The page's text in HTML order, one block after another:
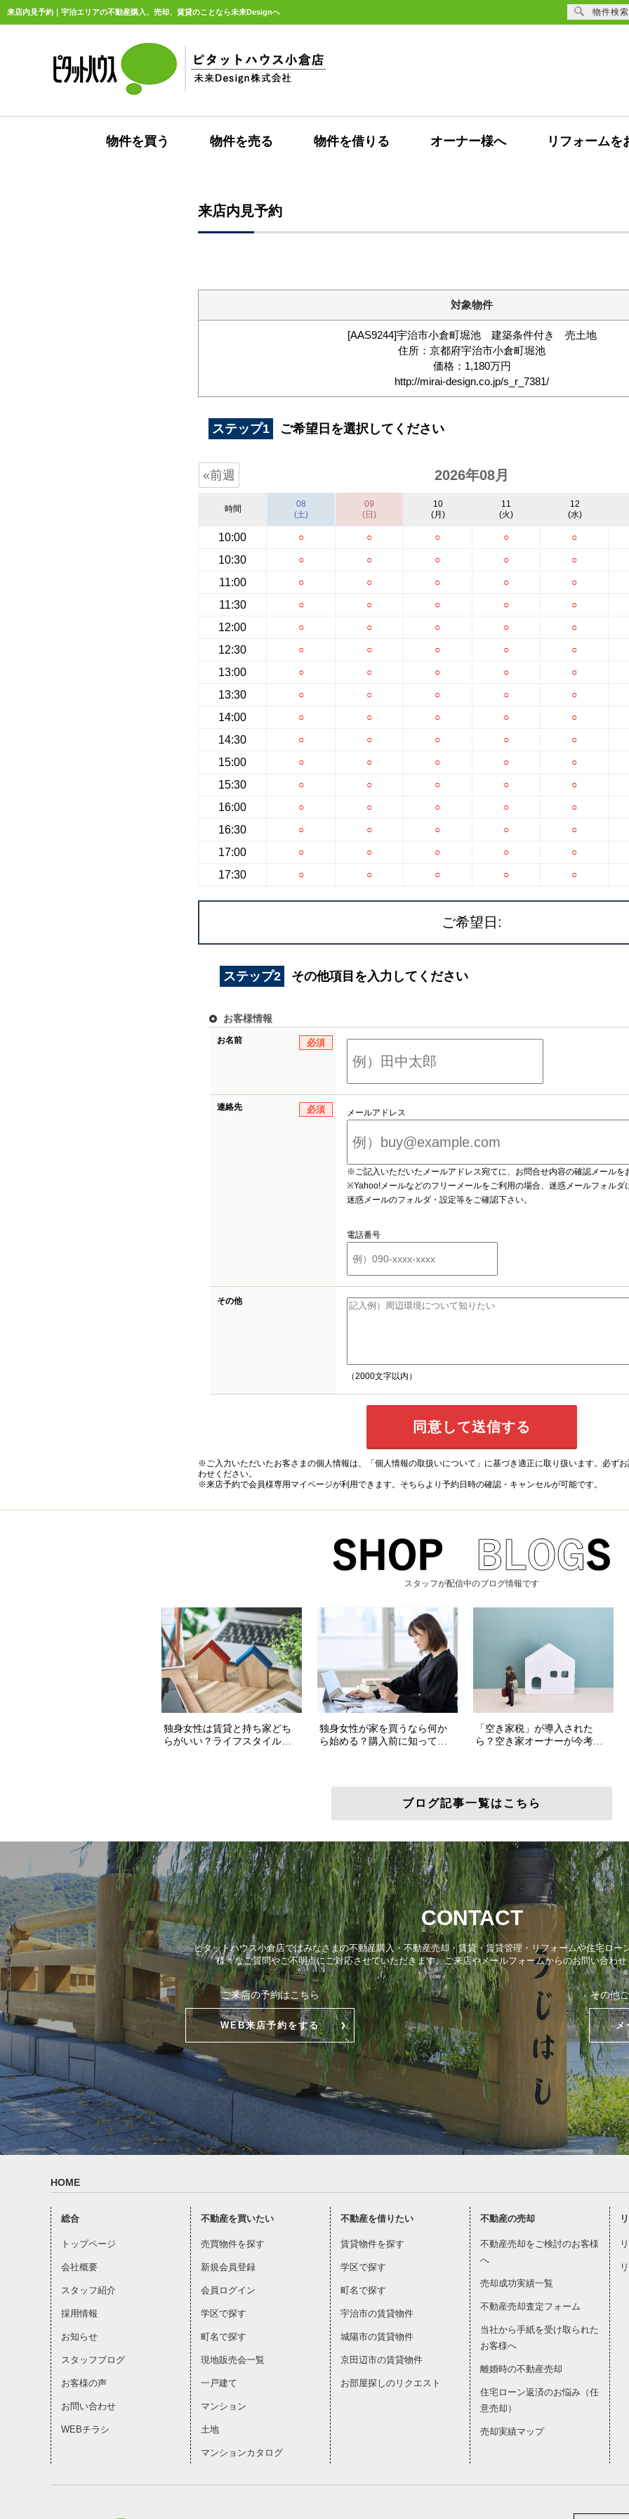
来店内見予約｜宇治エリアの不動産購入、売却、賃貸のことなら未来Designへ
物件を買う 物件を売る 物件を借りる オーナー様へ リフォームを
来店内見予約
対象物件
[AAS9244]宇治市小倉町堀池 建築条件付き 売土地
住所：京都府宇治市小倉町堀池
価格：1,180万円
http://mirai-design.co.jp/s_r_7381/
ステップ1 ご希望日を選択してください
«前週 2026年08月
時間
10:00
10:30
11:00
11:30
12:00
12:30
13:00
13:30
14:00
14:30
15:00
15:30
16:00
16:30
17:00
17:30
08
(土)
○
○
○
○
○
○
○
○
○
○
○
○
○
○
○
○
09
(日)
○
○
○
○
○
○
○
○
○
○
○
○
○
○
○
○
10
(月)
○
○
○
○
○
○
○
○
○
○
○
○
○
○
○
○
11
(火)
○
○
○
○
○
○
○
○
○
○
○
○
○
○
○
○
12
(水)
○
○
○
○
○
○
○
○
○
○
○
○
○
○
○
○
ご希望日:
ステップ2 その他項目を入力してください
お客様情報
お名前 必須
連絡先 必須 メールアドレス
※ご記入いただいたメールアドレス宛てに、お問合せ内容の確認メールを
※Yahoo!メールなどのフリーメールをご利用の場合、迷惑メールフォルダ
迷惑メールのフォルダ・設定等をご確認下さい。
電話番号
その他
（2000文字以内）
※ご入力いただいたお客さまの個人情報は、 「個人情報の取扱いについて」 に基づき適正に取り扱います。必ず
わせください。
※来店予約で会員様専用マイページが利用できます。そちらより予約日時の確認・キャンセルが可能です。
スタッフが配信中のブログ情報です
ブログ記事一覧はこちら
CONTACT
ピタットハウス小倉店ではみなさまの不動産購入・不動産売却・賃貸・賃貸管理・リフォームや住宅ロー
様々なご質問やご不明点にご対応させていただきます。ご来店やメールフォームからのお問い合わ
ご来店の予約はこちら
WEB来店予約をする
その他
メ
HOME
総合
トップページ
会社概要
スタッフ紹介
採用情報
お知らせ
スタッフブログ
お客様の声
お問い合わせ
WEBチラシ
不動産を買いたい
売買物件を探す
新規会員登録
会員ログイン
学区で探す
町名で探す
現地販売会一覧
一戸建て
マンション
土地
マンションカタログ
不動産を借りたい
賃貸物件を探す
学区で探す
町名で探す
宇治市の賃貸物件
城陽市の賃貸物件
京田辺市の賃貸物件
お部屋探しのリクエスト
不動産の売却
不動産売却をご検討のお客様
へ
売却成功実績一覧
不動産売却査定フォーム
当社から手紙を受け取られた
お客様へ
離婚時の不動産売却
住宅ローン返済のお悩み（任
意売却）
売却実績マップ
物件検索